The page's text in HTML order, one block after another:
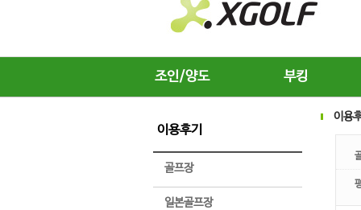
조인/양도 부킹
이용후기
골프장
일본골프장
이용